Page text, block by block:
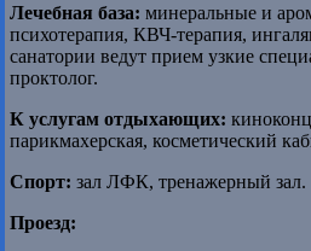
Лечебная база: минеральные и
психотерапия, КВЧ-терапия,
санатории ведут прием узкие
проктолог.
К услугам отдыхающих:
парикмахерская, косметический
Спорт: зал ЛФК, тренажерный зал.
Проезд: